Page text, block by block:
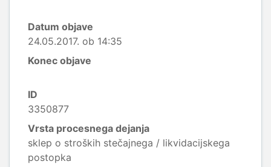
Datum objave
24.05.2017. ob 14:35
Konec objave
ID
3350877
Vrsta procesnega dejanja
sklep o stroških stečajnega / likvidacijskega
postopka